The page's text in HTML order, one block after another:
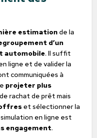
estimation de la
d’un
automobile. Il suffit
ligne et de valider la
communiquées à
projeter plus
rachat de prêt mais
et sélectionner la
en ligne est
engagement.